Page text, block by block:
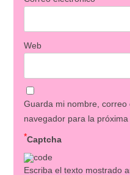
Web
Guarda mi nombre,
navegador para la próxima
Captcha
*
Escriba el texto mostrado